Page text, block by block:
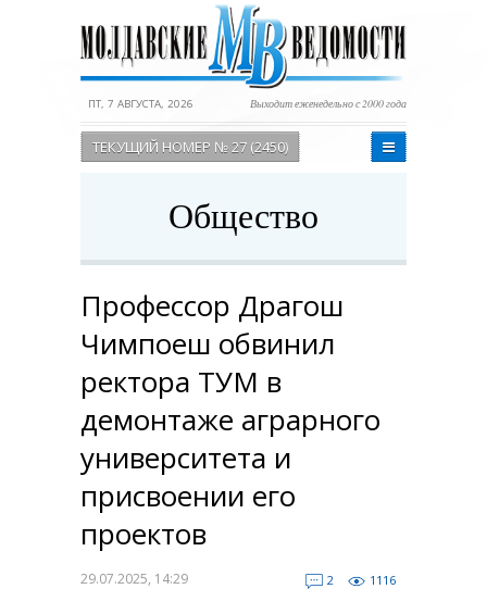
ПТ, 7 АВГУСТА, 2026 Выходит еженедельно с 2000 года
ТЕКУЩИЙ НОМЕР № 27 (2450)
Общество
Профессор Драгош
Чимпоеш обвинил
ректора ТУМ в
демонтаже аграрного
университета и
присвоении его
проектов
29.07.2025, 14:29 2 1116